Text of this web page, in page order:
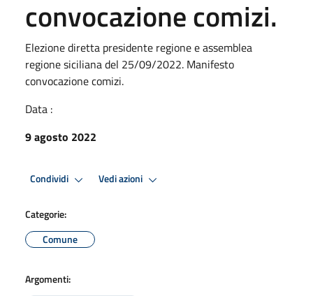
convocazione comizi.
Elezione diretta presidente regione e assemblea
regione siciliana del 25/09/2022. Manifesto
convocazione comizi.
Data :
9 agosto 2022
Condividi Vedi azioni
Categorie:
Comune
Argomenti: